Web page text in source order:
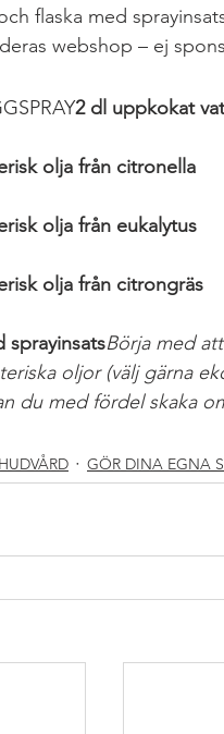
flaska med
webshop – ej
2 dl uppkokat
olja från citronella
olja från eukalytus
olja från citrongräs
sprayinsatsBörja med
oljor (välj gärna
du med fördel skaka
GÖR DINA EGNA